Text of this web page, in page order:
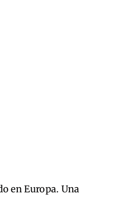
en Europa. Una